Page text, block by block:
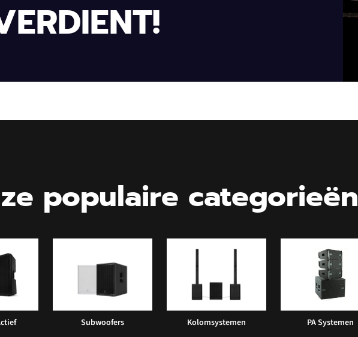
populaire categorieën
Subwoofers Kolomsystemen PA Systemen